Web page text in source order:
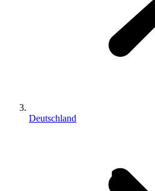
Deutschland